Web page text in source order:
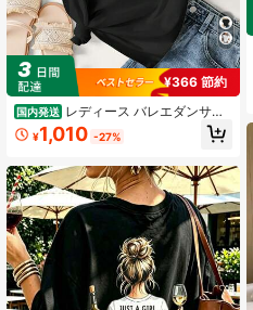
¥366 節約
国内発送 レディース バレエダンサー
ラインアート Tシャツ - ソフトピン
ク ルーズフィット ラウンドネック
インり ミディアムストレッチ 通気性
の良い生地 通常のアパレル・ダンス
練習する・休暇の服装に最
¥1,010 -27%